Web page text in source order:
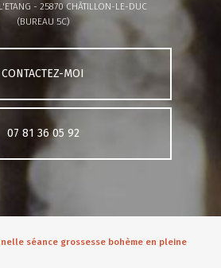
- 25870 CHÂTILLON-LE-DUC
(BUREAU 5C)
CONTACTEZ-MOI
07 81 36 05 92
séance grossesse bohème en pleine